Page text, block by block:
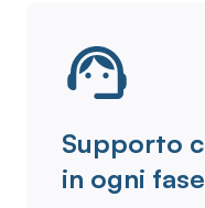
Supporto
in ogni fase